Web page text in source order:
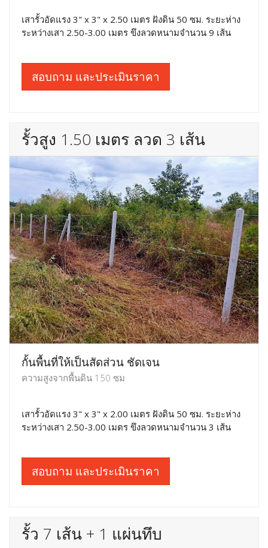
เสารั้วอัดแรง 3" x 3" x 2.50 เมตร ฝังดิน 50 ซม. ระยะห่าง
ระหว่างเสา 2.50-3.00 เมตร ขึงลวดหนามจำนวน 9 เส้น
สอบถาม และประเมินราคา
รั้วสูง 1.50 เมตร ลวด 3 เส้น
กั้นพื้นที่ให้เป็นสัดส่วน ชัดเจน
ความสูงจากพื้นดิน 150 ซม
เสารั้วอัดแรง 3" x 3" x 2.00 เมตร ฝังดิน 50 ซม. ระยะห่าง
ระหว่างเสา 2.50-3.00 เมตร ขึงลวดหนามจำนวน 3 เส้น
สอบถาม และประเมินราคา
รั้ว 7 เส้น + 1 แผ่นทึบ